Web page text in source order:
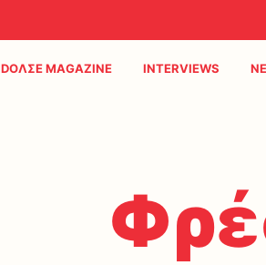
DOΛΣE MAGAZINE INTERVIEWS